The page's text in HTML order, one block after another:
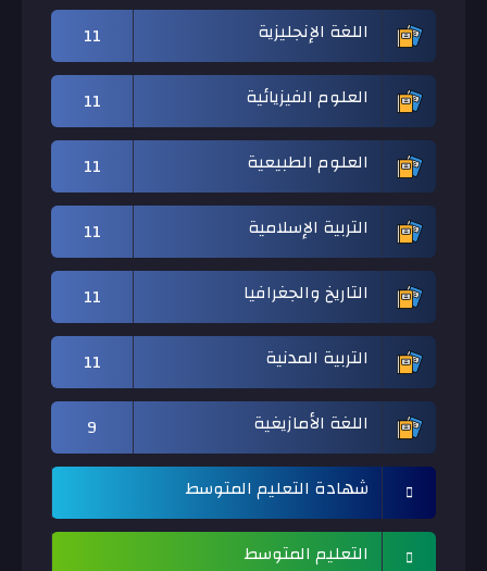
اللغة الإنجليزية
11
العلوم الفيزيائية
11
العلوم الطبيعية
11
التربية الإسلامية
11
التاريخ والجغرافيا
11
التربية المدنية
11
اللغة الأمازيغية
9
شهادة التعليم المتوسط
التعليم المتوسط